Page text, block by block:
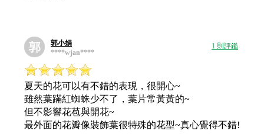
郭
郭小娟
****wjan****
1 則評鑑
夏天的花可以有不錯的表現，很開心~
雖然葉蹣紅蜘蛛少不了，葉片常黃黃的~
但不影響花苞與開花~
最外面的花瓣像裝飾葉很特殊的花型~真心覺得不錯!